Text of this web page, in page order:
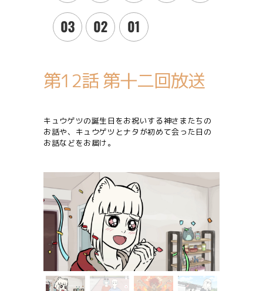
第12話 第十二回放送
キュウゲツの誕生日をお祝いする神さまたちの
お話や、キュウゲツとナタが初めて会った日の
お話などをお届け。